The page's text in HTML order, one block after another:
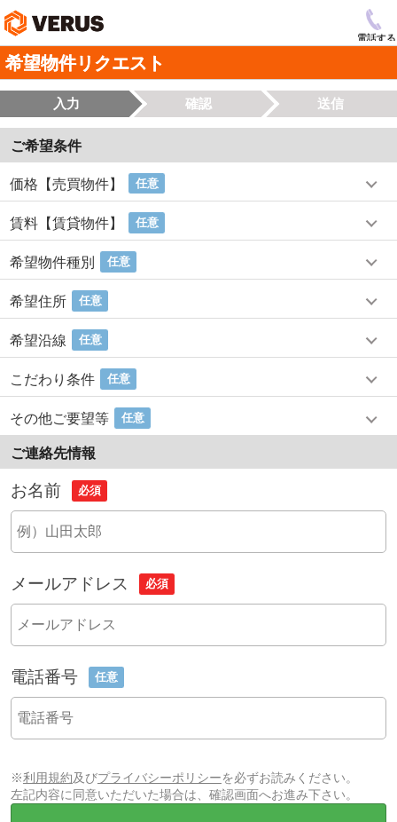
電話する
希望物件リクエスト
入力 確認 送信
ご希望条件
価格【売買物件】 任意
賃料【賃貸物件】 任意
希望物件種別 任意
希望住所 任意
希望沿線 任意
こだわり条件 任意
その他ご要望等 任意
ご連絡先情報
お名前 必須
メールアドレス 必須
電話番号 任意
※利用規約及びプライバシーポリシーを必ずお読みください。
左記内容に同意いただいた場合は、確認画面へお進み下さい。